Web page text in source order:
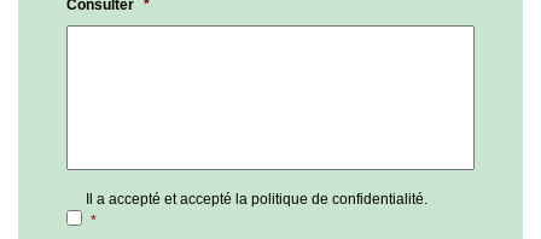
Consulter *
Consentimiento *
Il a accepté et accepté la politique de confidentialité.
*